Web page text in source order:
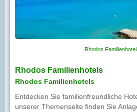
Rhodos
Rhodos Familienhotels
Rhodos Familienhotels
Entdecken Sie familienfreundliche
unserer Themenseite finden Sie